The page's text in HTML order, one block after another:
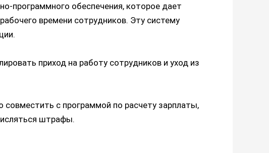
программного обеспечения, которое дает
времени сотрудников. Эту систему
приход на работу сотрудников и уход из
с программой по расчету зарплаты,
штрафы.